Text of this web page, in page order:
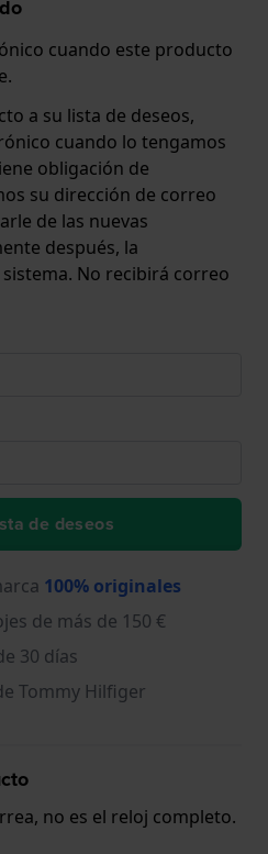
cuando este producto
a su lista de deseos,
cuando lo tengamos
obligación de
su dirección de correo
de las nuevas
después, la
No recibirá correo
de deseos
100% originales
de más de 150 €
30 días
Tommy Hilfiger
no es el reloj completo.